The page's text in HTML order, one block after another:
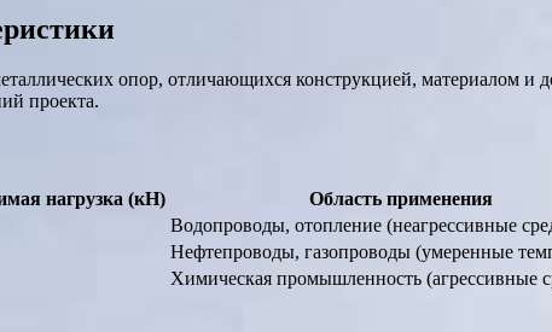
опор, отличающихся конструкцией, материалом и
проекта.
нагрузка (кН)
Область применения
Водопроводы, отопление (неагрессивные
Нефтепроводы, газопроводы (умеренные
Химическая промышленность (агрессивные